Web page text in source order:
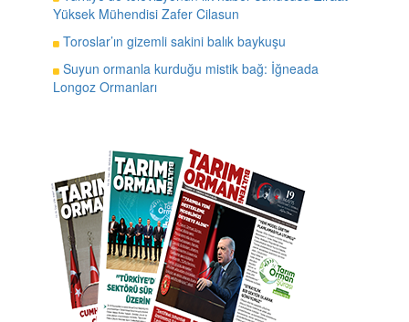
Yüksek Mühendisi Zafer Cilasun
Toroslar’ın gizemli sakini balık baykuşu
Suyun ormanla kurduğu mistik bağ: İğneada
Longoz Ormanları